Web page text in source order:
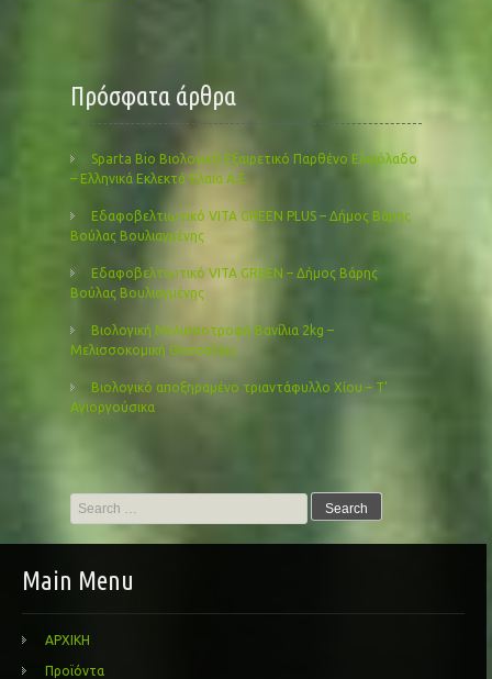
Πρόσφατα άρθρα
Sparta Bio Βιολογικό Εξαιρετικό Παρθένο Ελαιόλαδο
– Ελληνικά Εκλεκτά Έλαια Α.Ε.
Εδαφοβελτιωτικό VITA GREEN PLUS – Δήμος Βάρης
Βούλας Βουλιαγμένης
Εδαφοβελτιωτικό VITA GREEN – Δήμος Βάρης
Βούλας Βουλιαγμένης
Βιολογική Μελισσοτροφή Βανίλια 2kg –
Μελισσοκομική Θεσσαλίας
Βιολογικό αποξηραμένο τριαντάφυλλο Χίου – Τ’
Αγιοργούσικα
Search
for:
Main Menu
ΑΡΧΙΚΗ
Προϊόντα